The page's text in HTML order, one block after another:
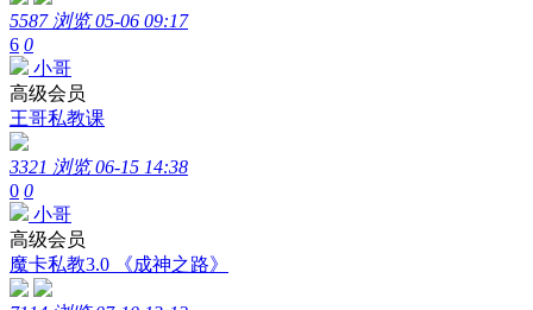
5587 浏览 05-06 09:17
6 0
小哥
高级会员
王哥私教课
3321 浏览 06-15 14:38
0 0
小哥
高级会员
魔卡私教3.0 《成神之路》